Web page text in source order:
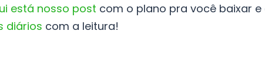
está nosso post com o plano pra você baixar
diários com a leitura!